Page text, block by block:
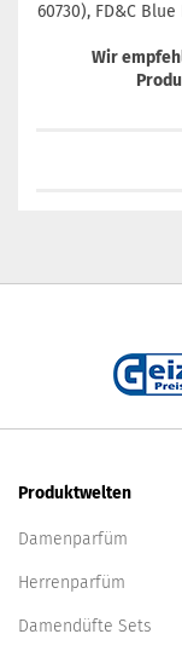
60730), FD&C Blue
Wir
Produktwelten
Damenparfüm
Herrenparfüm
Damendüfte Sets